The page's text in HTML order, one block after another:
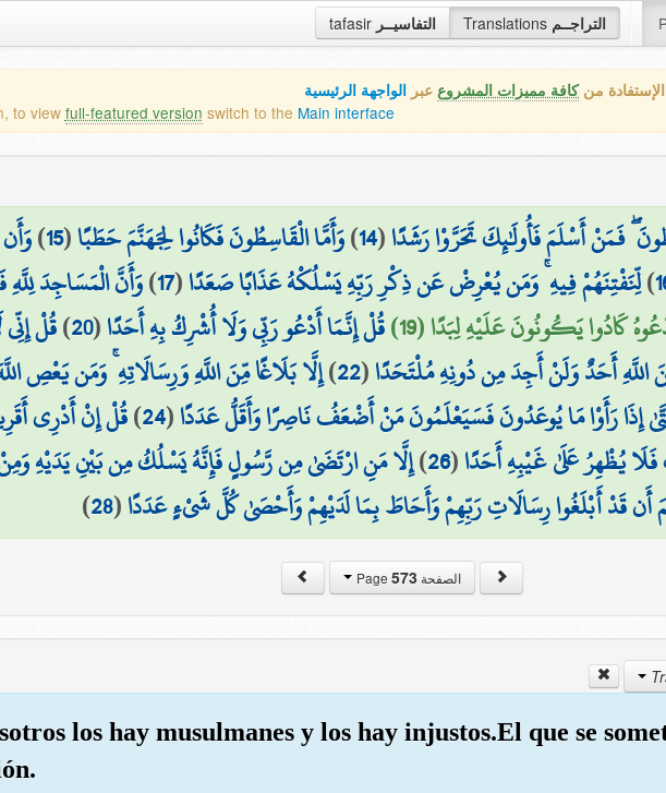
tafasir التفاسيــر Translations التراجــم
منكافة مميزات المشروع عبر الواجهة الرئيسية
to view full-featured version switch to the Main interface
فَمَنْ أَسْلَمَ فَأُولَٰئِكَ تَحَرَّوْا رَشَدًا(
14
)وَأَمَّا الْقَاسِطُونَ فَكَانُوا لِجَهَنَّمَ حَطَبًا(
15
)
)لِّنَفْتِنَهُمْ فِيهِ ۚ وَمَن يُعْرِضْ عَن ذِكْرِ رَبِّهِ يَسْلُكْهُ عَذَابًا صَعَدًا(
17
)وَأَنَّ الْمَسَاجِدَ لِلَّهِ
كَادُوا يَكُونُونَ عَلَيْهِ لِبَدًا (19) قُلْ إِنَّمَا أَدْعُو رَبِّي وَلَا أُشْرِكُ بِهِ أَحَدًا(
20
)قُلْ
اللَّهِ أَحَدٌ وَلَنْ أَجِدَ مِن دُونِهِ مُلْتَحَدًا(
22
)إِلَّا بَلَاغًا مِّنَ اللَّهِ وَرِسَالَاتِهِ ۚ وَمَن يَعْصِ
إِذَا رَأَوْا مَا يُوعَدُونَ فَسَيَعْلَمُونَ مَنْ أَضْعَفُ نَاصِرًا وَأَقَلُّ عَدَدًا(
24
)قُلْ إِنْ أَدْرِي
فَلَا يُظْهِرُ عَلَىٰ غَيْبِهِ أَحَدًا(
26
)إِلَّا مَنِ ارْتَضَىٰ مِن رَّسُولٍ فَإِنَّهُ يَسْلُكُ مِن بَيْنِ يَدَيْهِ
أَن قَدْ أَبْلَغُوا رِسَالَاتِ رَبِّهِمْ وَأَحَاطَ بِمَا لَدَيْهِمْ وَأَحْصَىٰ كُلَّ شَيْءٍ عَدَدًا(
28
)
الصفحة Page573
los hay musulmanes y los hay injustos.El que se